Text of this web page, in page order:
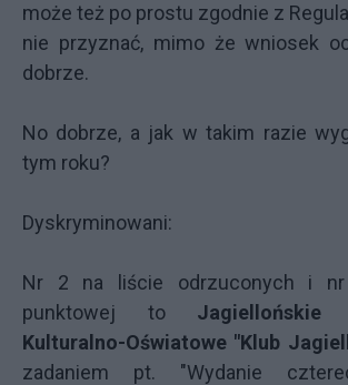
może też po prostu zgodnie z
nie przyznać, mimo że wniosek
dobrze.
No dobrze, a jak w takim razie
tym roku?
Dyskryminowani:
Nr 2 na liście odrzuconych i
punktowej to Jagiellońskie
Kulturalno-Oświatowe "Klub
zadaniem pt. "Wydanie